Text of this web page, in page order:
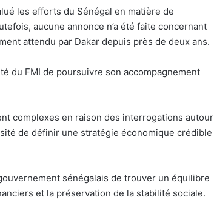
les efforts du Sénégal en matière de
aucune annonce n’a été faite concernant
attendu par Dakar depuis près de deux ans.
du FMI de poursuivre son accompagnement
complexes en raison des interrogations autour
de définir une stratégie économique crédible
sénégalais de trouver un équilibre
et la préservation de la stabilité sociale.